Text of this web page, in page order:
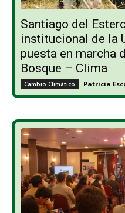
Santiago del
institucional de la
puesta en marcha
Bosque – Clima
Cambio Climático Patricia